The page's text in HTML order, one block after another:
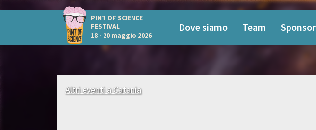
PINT OF SCIENCE
FESTIVAL
18 - 20 maggio 2026
Dove siamo Team Sponsor
Altri eventi a Catania